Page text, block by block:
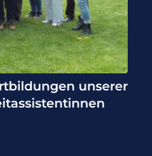
unserer